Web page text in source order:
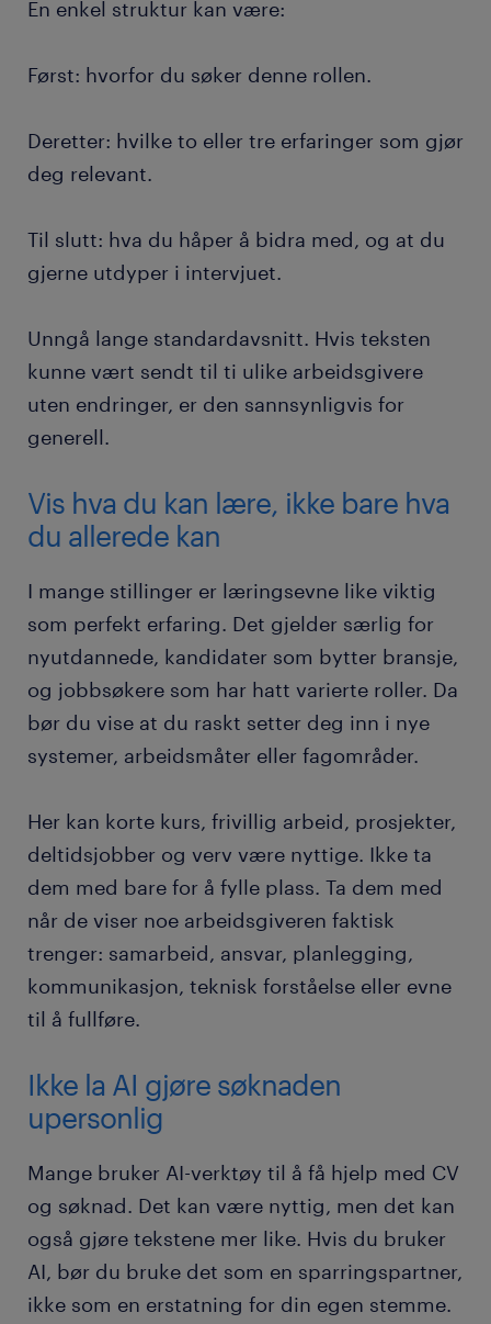
En enkel struktur kan være:
Først: hvorfor du søker denne rollen.
Deretter: hvilke to eller tre erfaringer som gjør
deg relevant.
Til slutt: hva du håper å bidra med, og at du
gjerne utdyper i intervjuet.
Unngå lange standardavsnitt. Hvis teksten
kunne vært sendt til ti ulike arbeidsgivere
uten endringer, er den sannsynligvis for
generell.
Vis hva du kan lære, ikke bare hva
du allerede kan
I mange stillinger er læringsevne like viktig
som perfekt erfaring. Det gjelder særlig for
nyutdannede, kandidater som bytter bransje,
og jobbsøkere som har hatt varierte roller. Da
bør du vise at du raskt setter deg inn i nye
systemer, arbeidsmåter eller fagområder.
Her kan korte kurs, frivillig arbeid, prosjekter,
deltidsjobber og verv være nyttige. Ikke ta
dem med bare for å fylle plass. Ta dem med
når de viser noe arbeidsgiveren faktisk
trenger: samarbeid, ansvar, planlegging,
kommunikasjon, teknisk forståelse eller evne
til å fullføre.
Ikke la AI gjøre søknaden
upersonlig
Mange bruker AI-verktøy til å få hjelp med CV
og søknad. Det kan være nyttig, men det kan
også gjøre tekstene mer like. Hvis du bruker
AI, bør du bruke det som en sparringspartner,
ikke som en erstatning for din egen stemme.